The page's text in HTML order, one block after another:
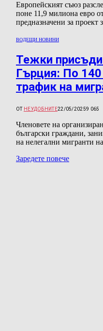
Европейският съюз
поне 11,9 милиона евро
предназначени за
ВОДЕЩИ НОВИНИ
Тежки
Гърция: По 140
трафик на
ОТ НЕУДОБНИТЕ22/05/20259 065
Членовете на
български граждани,
на нелегални мигранти
Заредете повече